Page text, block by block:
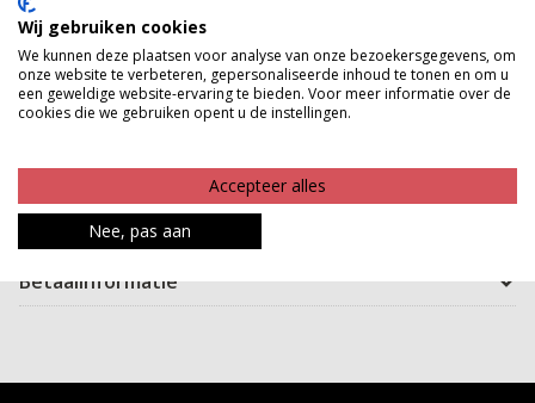
Gratis ophalen en ruilen in onze winkels
Bekijk voorraad winkel
leukerd heeft een mooi model en past overal bij!
Product kenmerken
Betaalinformatie
Wij gebruiken cookies
We kunnen deze plaatsen voor analyse van onze bezoekersgegevens, om
onze website te verbeteren, gepersonaliseerde inhoud te tonen en om u
een geweldige website-ervaring te bieden. Voor meer informatie over de
cookies die we gebruiken opent u de instellingen.
Accepteer alles
Nee, pas aan